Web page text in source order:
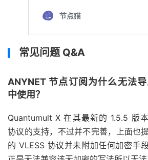
常见问题 Q&A
ANYNET 节点订阅为什么无法
中使用？
Quantumult X 在其最新的 1.5.5 版
协议的支持，不过并不完善，上面也
的 VLESS 协议并未附加任何加密手